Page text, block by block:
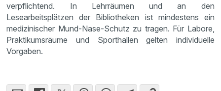
verpflichtend. In Lehrräumen und an den
Lesearbeitsplätzen der Bibliotheken ist mindestens ein
medizinischer Mund-Nase-Schutz zu tragen. Für Labore,
Praktikumsräume und Sporthallen gelten individuelle
Vorgaben.